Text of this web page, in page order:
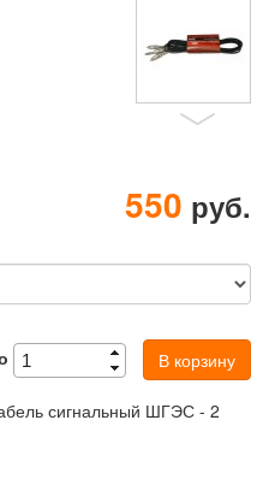
сигнальный ШГЭС - 2
550 руб.
В корзину